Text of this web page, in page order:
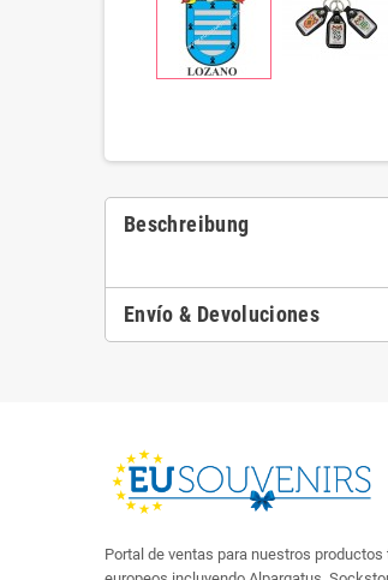
Beschreibung
Envío & Devoluciones
Portal de ventas para nuestros